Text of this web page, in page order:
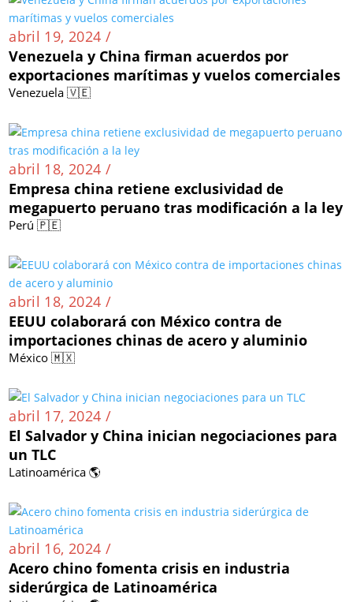
abril 19, 2024 /
Venezuela y China firman acuerdos por
exportaciones marítimas y vuelos comerciales
Venezuela 🇻🇪
abril 18, 2024 /
Empresa china retiene exclusividad de
megapuerto peruano tras modificación a la ley
Perú 🇵🇪
abril 18, 2024 /
EEUU colaborará con México contra de
importaciones chinas de acero y aluminio
México 🇲🇽
abril 17, 2024 /
El Salvador y China inician negociaciones para
un TLC
Latinoamérica 🌎
abril 16, 2024 /
Acero chino fomenta crisis en industria
siderúrgica de Latinoamérica